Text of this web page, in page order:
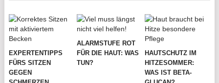
EXPERTENTIPPS
FÜRS SITZEN
GEGEN
ALARMSTUFE ROT
FÜR DIE HAUT: WAS
TUN?
HAUTSCHUTZ IM
HITZESOMMER:
WAS IST BETA-